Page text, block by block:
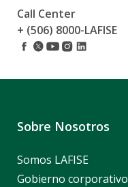
Call Center
+ (506) 8000-LAFISE
Sobre Nosotros
Somos LAFISE
Gobierno corporativo